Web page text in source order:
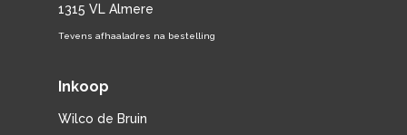
1315 VL Almere
Tevens afhaaladres na bestelling
Inkoop
Wilco de Bruin